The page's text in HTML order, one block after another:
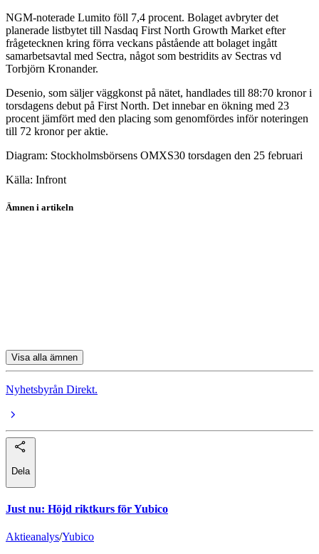
NGM-noterade Lumito föll 7,4 procent. Bolaget avbryter det
planerade listbytet till Nasdaq First North Growth Market efter
frågetecknen kring förra veckans påstående att bolaget ingått
samarbetsavtal med Sectra, något som bestridits av Sectras vd
Torbjörn Kronander.
Desenio, som säljer väggkonst på nätet, handlades till 88:70 kronor i
torsdagens debut på First North. Det innebar en ökning med 23
procent jämfört med den placing som genomfördes inför noteringen
till 72 kronor per aktie.
Diagram: Stockholmsbörsens OMXS30 torsdagen den 25 februari
Källa: Infront
Ämnen i artikeln
Visa alla ämnen
Nyhetsbyrån Direkt.
Dela
Just nu: Höjd riktkurs för Yubico
Aktieanalys/Yubico